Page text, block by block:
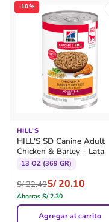
-10%
HILL'S
HILL'S SD Canine Adult
Chicken & Barley - Lata
13 OZ (369 GR)
S/22.40S/20.10
Ahorras S/2.30
Agregar al carrito